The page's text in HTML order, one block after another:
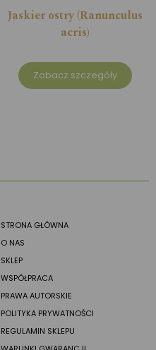
Jaskier ostry (Ranunculus
acris)
Zobacz szczegóły
STRONA GŁÓWNA
O NAS
SKLEP
WSPÓŁPRACA
PRAWA AUTORSKIE
POLITYKA PRYWATNOŚCI
REGULAMIN SKLEPU